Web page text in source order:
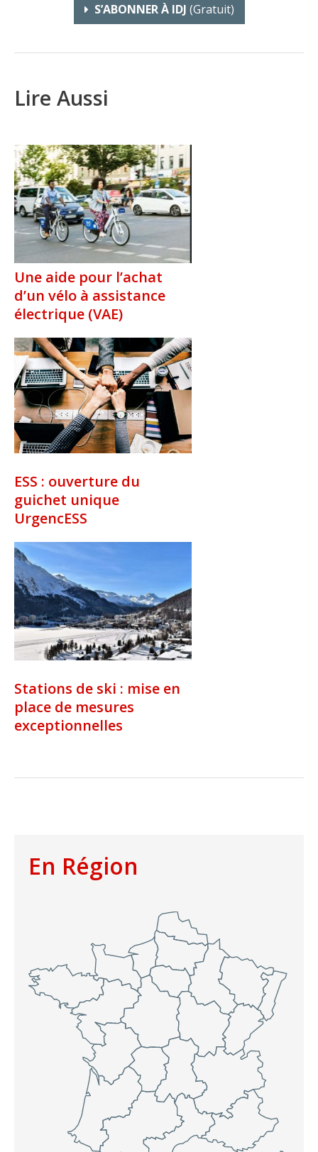
S’ABONNER À IDJ (gratuit)
Lire Aussi
Une aide pour l’achat
d’un vélo à assistance
électrique (VAE)
ESS : ouverture du
guichet unique
UrgencESS
Stations de ski : mise en
place de mesures
exceptionnelles
En Région